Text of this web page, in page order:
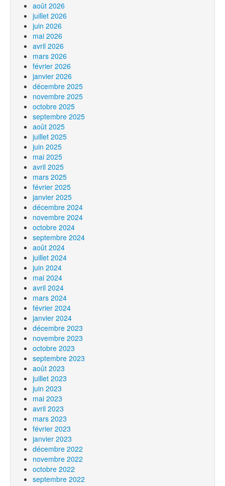
août 2026
juillet 2026
juin 2026
mai 2026
avril 2026
mars 2026
février 2026
janvier 2026
décembre 2025
novembre 2025
octobre 2025
septembre 2025
août 2025
juillet 2025
juin 2025
mai 2025
avril 2025
mars 2025
février 2025
janvier 2025
décembre 2024
novembre 2024
octobre 2024
septembre 2024
août 2024
juillet 2024
juin 2024
mai 2024
avril 2024
mars 2024
février 2024
janvier 2024
décembre 2023
novembre 2023
octobre 2023
septembre 2023
août 2023
juillet 2023
juin 2023
mai 2023
avril 2023
mars 2023
février 2023
janvier 2023
décembre 2022
novembre 2022
octobre 2022
septembre 2022